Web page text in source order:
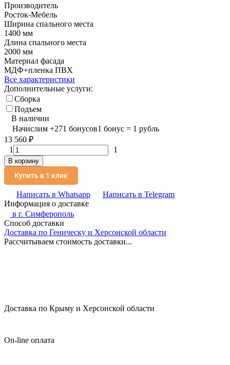
Производитель
Росток-Мебель
Ширина спального места
1400 мм
Длина спального места
2000 мм
Материал фасада
МДФ+пленка ПВХ
Все характеристики
Дополнительные услуги:
Сборка
Подъем
В наличии
Начислим +271 бонусов1 бонус = 1 рубль
13 560 ₽
1
1
В корзину
Купить в 1 клик
Написать в Whatsapp
Написать в Telegram
Информация о доставке
в г. Симферополь
Способ доставки
Доставка по Геническу и Херсонской области
Рассчитываем стоимость доставки...
Доставка по Крыму и Херсонской области
On-line оплата